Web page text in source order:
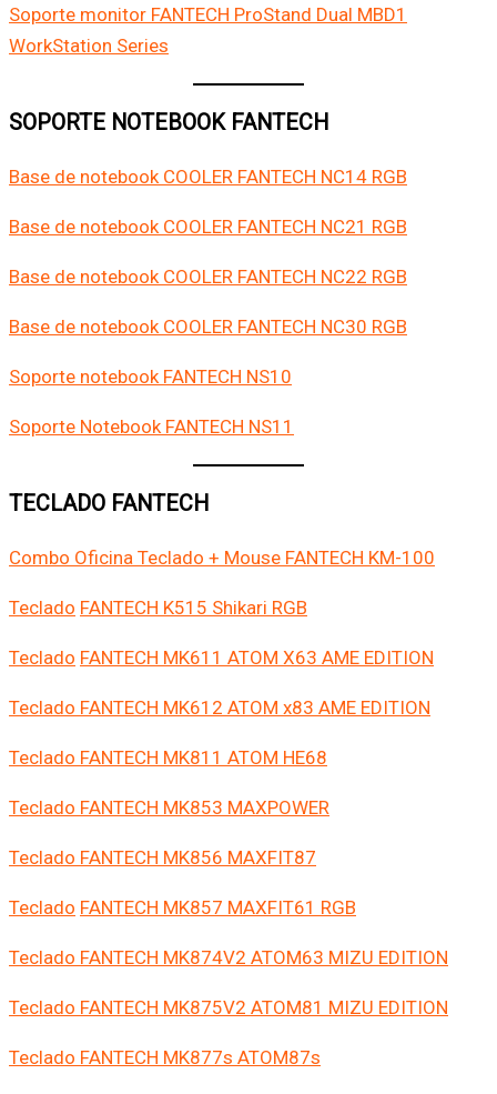
Soporte monitor FANTECH ProStand Dual MBD1
WorkStation Series
SOPORTE NOTEBOOK FANTECH
Base de notebook COOLER FANTECH NC14 RGB
Base de notebook COOLER FANTECH NC21 RGB
Base de notebook COOLER FANTECH NC22 RGB
Base de notebook COOLER FANTECH NC30 RGB
Soporte notebook FANTECH NS10
Soporte Notebook FANTECH NS11
TECLADO FANTECH
Combo Oficina Teclado + Mouse FANTECH KM-100
Teclado FANTECH K515 Shikari RGB
Teclado FANTECH MK611 ATOM X63 AME EDITION
Teclado FANTECH MK612 ATOM x83 AME EDITION
Teclado FANTECH MK811 ATOM HE68
Teclado FANTECH MK853 MAXPOWER
Teclado FANTECH MK856 MAXFIT87
Teclado FANTECH MK857 MAXFIT61 RGB
Teclado FANTECH MK874V2 ATOM63 MIZU EDITION
Teclado FANTECH MK875V2 ATOM81 MIZU EDITION
Teclado FANTECH MK877s ATOM87s